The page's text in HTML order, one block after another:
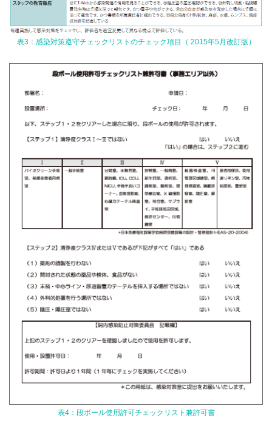
表3：感染対策遵守チェックリストのチェック項目（ 2015年5月改訂版）
表4：段ボール使用許可チェックリスト兼許可書